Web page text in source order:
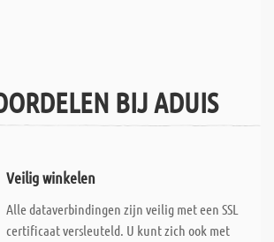
BIJ ADUIS
Veilig winkelen
Alle dataverbindingen zijn veilig met een SSL
certificaat versleuteld. U kunt zich ook met